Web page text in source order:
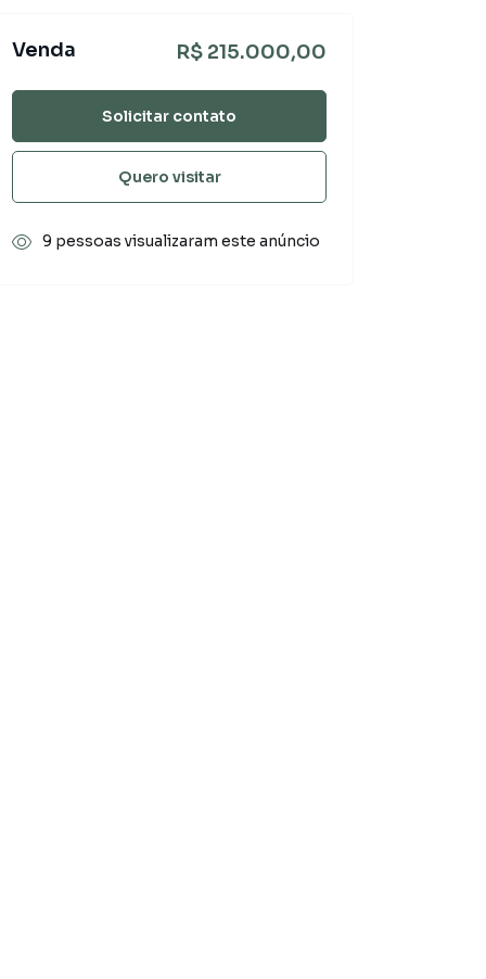
Venda R$ 215.000,00
Solicitar contato
Quero visitar
9 pessoas visualizaram este anúncio